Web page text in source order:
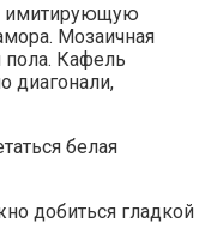
имитирующую
Мозаичная
пола. Кафель
диагонали,
белая
добиться гладкой